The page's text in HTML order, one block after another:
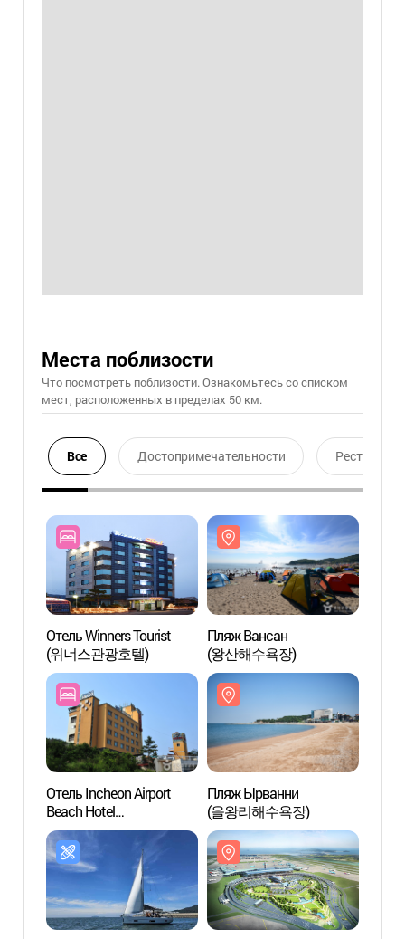
Места поблизости
Что посмотреть поблизости. Ознакомьтесь со списком
мест, расположенных в пределах 50 км.
Все Достопримечательности Ресторан
Отель Winners Tourist
(위너스관광호텔)
Пляж Вансан
(왕산해수욕장)
Отель Incheon Airport
Beach Hotel
(인천공항비치호텔)
Пляж Ырванни
(을왕리해수욕장)